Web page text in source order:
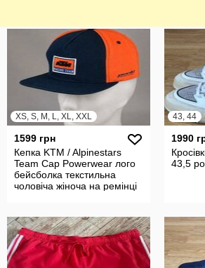
XS, S, M, L, XL, XXL
1599 грн
Кепка KTM / Alpinestars
Team Cap Powerwear лого
бейсболка текстильна
чоловіча жіноча на ремінці
43, 44
1990
43,5